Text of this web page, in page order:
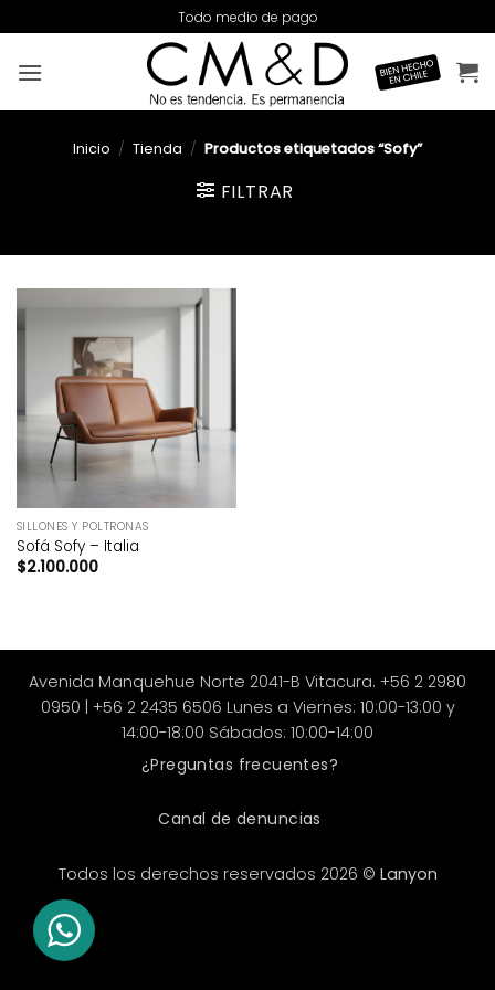
al
contenido
Todo medio de pago
Inicio / Tienda / Productos etiquetados “Sofy”
FILTRAR
SILLONES Y POLTRONAS
Sofá Sofy – Italia
$2.100.000
Avenida Manquehue Norte 2041-B Vitacura. +56 2 2980
0950 | +56 2 2435 6506 Lunes a Viernes: 10:00-13:00 y
14:00-18:00 Sábados: 10:00-14:00
¿Preguntas frecuentes?
Canal de denuncias
Todos los derechos reservados 2026 © Lanyon